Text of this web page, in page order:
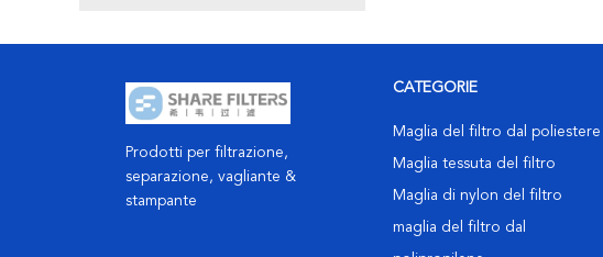
Prodotti per filtrazione,
separazione, vagliante &
stampante
CATEGORIE
Maglia del filtro dal poliestere
Maglia tessuta del filtro
Maglia di nylon del filtro
maglia del filtro dal